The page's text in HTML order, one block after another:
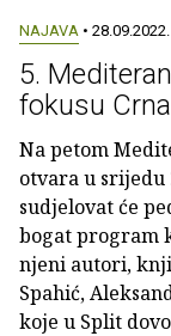
NAJAVA • 28.09.2022.
5.
fokusu
Na petom
otvara u srijedu
sudjelovat će
bogat program
njeni autori,
Spahić,
koje u Split